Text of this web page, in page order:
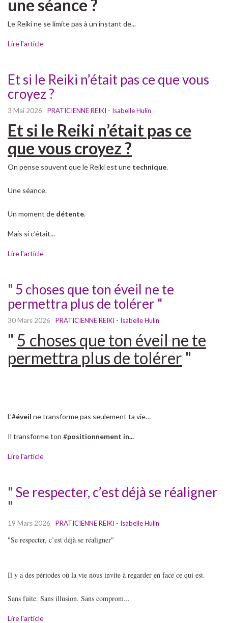
une séance ?
Le Reiki ne se limite pas à un instant de...
Lire l'article
Et si le Reiki n’était pas ce que vous
croyez ?
3 Mai 2026 PRATICIENNE REIKI - Isabelle Hulin
Et si le Reiki n’était pas ce
que vous croyez ?
On pense souvent que le Reiki est une technique.
Une séance.
Un moment de détente.
Mais si c’était...
Lire l'article
" 5 choses que ton éveil ne te
permettra plus de tolérer "
30 Mars 2026 PRATICIENNE REIKI - Isabelle Hulin
" 5 choses que ton éveil ne te
permettra plus de tolérer "
L’#éveil ne transforme pas seulement ta vie…
Il transforme ton #positionnement in...
Lire l'article
" Se respecter, c’est déjà se réaligner
"
19 Mars 2026 PRATICIENNE REIKI - Isabelle Hulin
"Se respecter, c’est déjà se réaligner"
Il y a des périodes où la vie nous invite à regarder en face ce qui est.
Sans fuite. Sans illusion. Sans comprom...
Lire l'article